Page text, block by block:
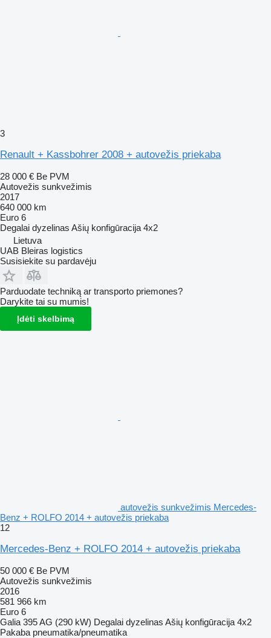
3
Renault + Kassbohrer 2008 + autovežis priekaba
28 000 € Be PVM
Autovežis sunkvežimis
2017
640 000 km
Euro 6
Degalai dyzelinas Ašių konfigūracija 4x2
Lietuva
UAB Bleiras logistics
Susisiekite su pardavėju
Parduodate techniką ar transporto priemones?
Darykite tai su mumis!
Įdėti skelbimą
autovežis sunkvežimis Mercedes-
Benz + ROLFO 2014 + autovežis priekaba
12
Mercedes-Benz + ROLFO 2014 + autovežis priekaba
50 000 € Be PVM
Autovežis sunkvežimis
2016
581 966 km
Euro 6
Galia 395 AG (290 kW) Degalai dyzelinas Ašių konfigūracija 4x2
Pakaba pneumatika/pneumatika